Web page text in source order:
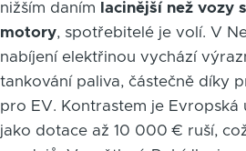
nižším daním
lacinější než vozy
motory, spotřebitelé je volí. V
nabíjení elektřinou vychází
tankování paliva, částečně díky
pro EV. Kontrastem je Evropská
jako dotace až 10 000 € ruší,